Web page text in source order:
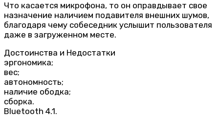
Что касается микрофона, то он оправдывает свое
назначение наличием подавителя внешних шумов,
благодаря чему собеседник услышит пользователя
даже в загруженном месте.
Достоинства и Недостатки
эргономика;
вес;
автономность;
наличие ободка;
сборка.
Bluetooth 4.1.